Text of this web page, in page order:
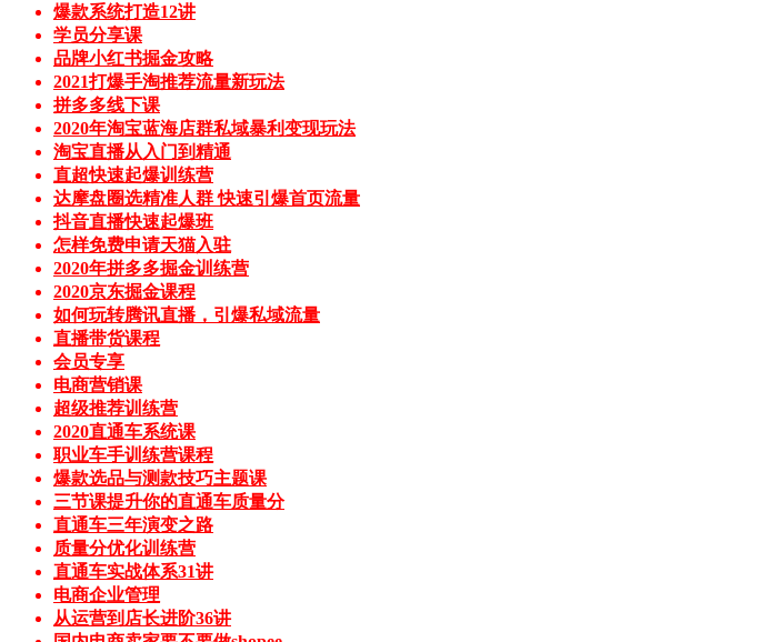
爆款系统打造12讲
学员分享课
品牌小红书掘金攻略
2021打爆手淘推荐流量新玩法
拼多多线下课
2020年淘宝蓝海店群私域暴利变现玩法
淘宝直播从入门到精通
直超快速起爆训练营
达摩盘圈选精准人群 快速引爆首页流量
抖音直播快速起爆班
怎样免费申请天猫入驻
2020年拼多多掘金训练营
2020京东掘金课程
如何玩转腾讯直播，引爆私域流量
直播带货课程
会员专享
电商营销课
超级推荐训练营
2020直通车系统课
职业车手训练营课程
爆款选品与测款技巧主题课
三节课提升你的直通车质量分
直通车三年演变之路
质量分优化训练营
直通车实战体系31讲
电商企业管理
从运营到店长进阶36讲